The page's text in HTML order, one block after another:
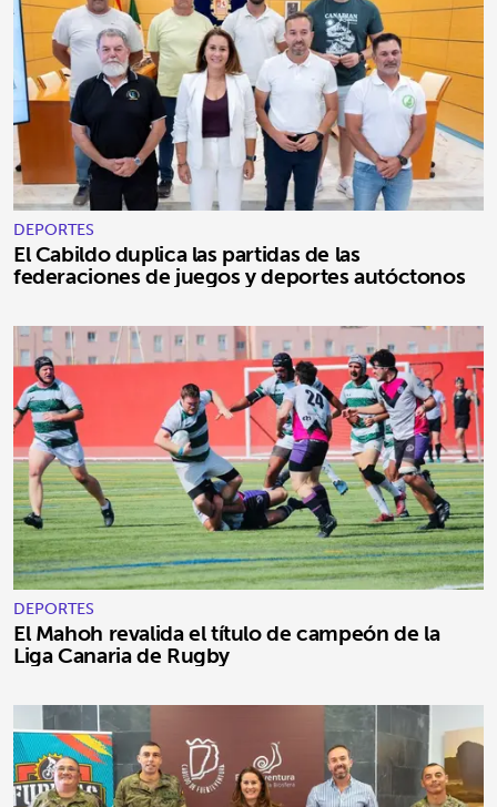
DEPORTES
El Cabildo duplica las partidas de las
federaciones de juegos y deportes autóctonos
DEPORTES
El Mahoh revalida el título de campeón de la
Liga Canaria de Rugby
Título